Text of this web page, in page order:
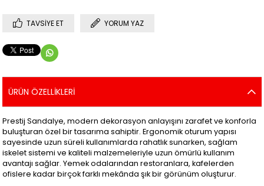
TAVSIYE ET YORUM YAZ
ÜRÜN ÖZELLIKLERI
Prestij Sandalye, modern dekorasyon anlayışını zarafet ve konforla
buluşturan özel bir tasarıma sahiptir. Ergonomik oturum yapısı
sayesinde uzun süreli kullanımlarda rahatlık sunarken, sağlam
iskelet sistemi ve kaliteli malzemeleriyle uzun ömürlü kullanım
avantajı sağlar. Yemek odalarından restoranlara, kafelerden
ofislere kadar birçok farklı mekânda şık bir görünüm oluşturur.